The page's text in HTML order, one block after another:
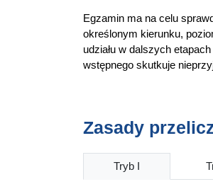
Egzamin ma na celu
określonym kierunku,
udziału w dalszych
wstępnego skutkuje
Zasady
Tryb I